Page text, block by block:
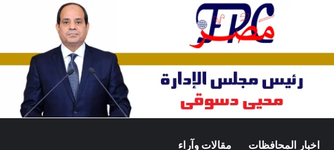
اخبار المحافظات مقالات وآراء